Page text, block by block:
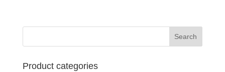
฿84,000.00.฿80,500.00.
Product categories